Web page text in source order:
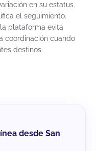
en su estatus.
el seguimiento.
plataforma evita
coordinación cuando
destinos.
desde San